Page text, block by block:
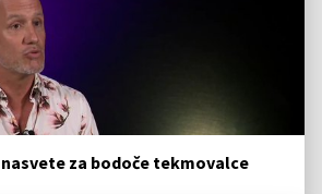
za bodoče tekmovalce